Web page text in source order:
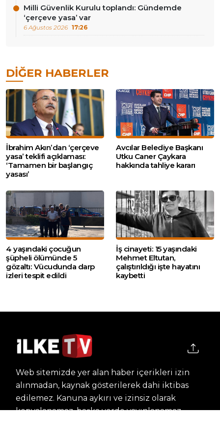
Milli Güvenlik Kurulu toplandı: Gündemde
‘çerçeve yasa’ var
6 Ağustos 2026 17:26
DIĞER HABERLER
İbrahim Akın’dan ‘çerçeve
yasa’ teklifi açıklaması:
‘Tamamen bir başlangıç
yasası’
Avcılar Belediye Başkanı
Utku Caner Çaykara
hakkında tahliye kararı
4 yaşındaki çocuğun
şüpheli ölümünde 5
gözaltı: Vücudunda darp
izleri tespit edildi
İş cinayeti: 15 yaşındaki
Mehmet Eltutan,
çalıştırıldığı işte hayatını
kaybetti
Web sitemizde yer alan haber içerikleri izin
alınmadan, kaynak gösterilerek dahi iktibas
edilemez. Kanuna aykırı ve izinsiz olarak
kopyalanamaz, başka yerde yayınlanamaz.